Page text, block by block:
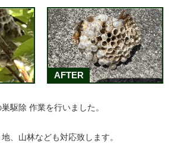
AFTER
駆除 作業を行いました。
、山林なども対応致します。